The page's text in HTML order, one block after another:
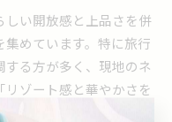
しい開放感と上品さを併
めています。特に旅行
る方が多く、現地のネ
ゾート感と華やかさを
旅の思い出がより特別